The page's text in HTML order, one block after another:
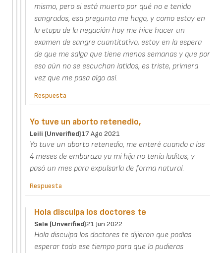
mismo, pero si está muerto por qué no e tenido
sangrados, esa pregunta me hago, y como estoy en
la etapa de la negación hoy me hice hacer un
examen de sangre cuantitativo, estoy en la espera
de que me salga que tiene menos semanas y que por
eso aún no se escuchan latidos, es triste, primera
vez que me pasa algo así.
Respuesta
Yo tuve un aborto retenedio,
Leili (unverified)17 Ago 2021
Yo tuve un aborto retenedio, me enteré cuando a los
4 meses de embarazo ya mi hija no tenía laditos, y
pasó un mes para expulsarla de forma natural.
Respuesta
Hola disculpa los doctores te
Sele (unverified)21 Jun 2022
Hola disculpa los doctores te dijieron que podías
esperar todo ese tiempo para que lo pudieras